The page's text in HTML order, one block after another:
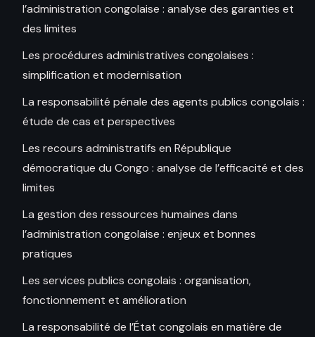
l’administration congolaise : analyse des garanties et
des limites
Les procédures administratives congolaises :
simplification et modernisation
La responsabilité pénale des agents publics congolais :
étude de cas et perspectives
Les recours administratifs en République
démocratique du Congo : analyse de l’efficacité et des
limites
La gestion des ressources humaines dans
l’administration congolaise : enjeux et bonnes
pratiques
Les services publics congolais : organisation,
fonctionnement et amélioration
La responsabilité de l’État congolais en matière de